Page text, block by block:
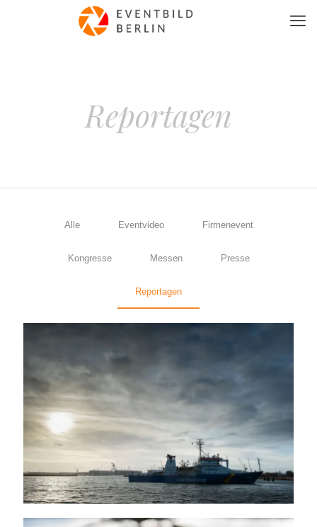
Reportagen
Alle Eventvideo Firmenevent
Kongresse Messen Presse
Reportagen
Küstenwache – Bundespolizei